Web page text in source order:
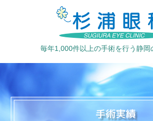
毎年1,000件以上の手術を行う静岡
手術実績